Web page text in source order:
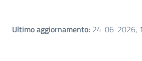
Ultimo aggiornamento: 24-06-2026,